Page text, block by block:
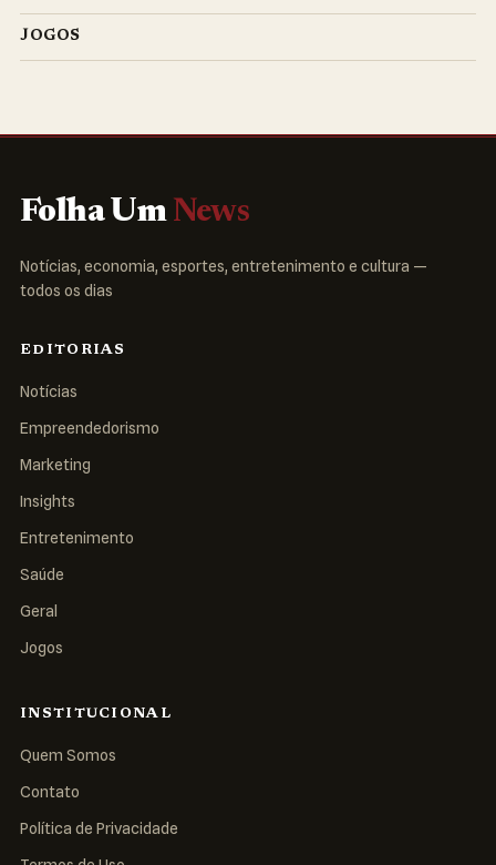
JOGOS
Folha Um News
Notícias, economia, esportes, entretenimento e cultura —
todos os dias
EDITORIAS
Notícias
Empreendedorismo
Marketing
Insights
Entretenimento
Saúde
Geral
Jogos
INSTITUCIONAL
Quem Somos
Contato
Política de Privacidade